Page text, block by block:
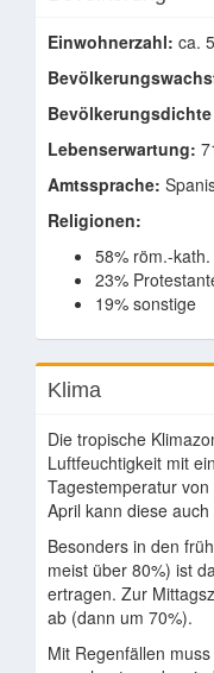
Einwohnerzahl: ca.
Bevölkerungsdichte
Lebenserwartung:
Amtssprache:
Religionen:
58% röm.-kath.
23%
19% sonstige
Klima
Die tropische
Luftfeuchtigkeit mit
Tagestemperatur
April kann diese
Besonders in den
meist über 80%) ist
ertragen. Zur
ab (dann um 70%).
Mit Regenfällen